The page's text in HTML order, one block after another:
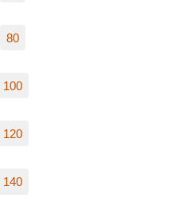
80
100
120
140